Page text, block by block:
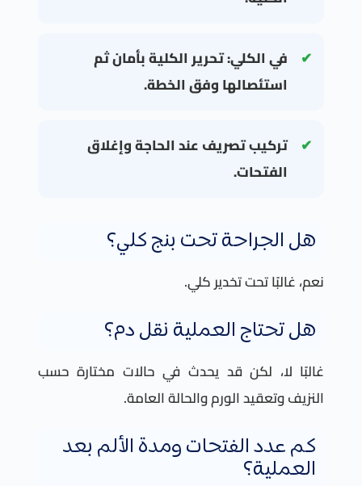
في الكلي: تحرير الكلية بأمان ثم
استئصالها وفق الخطة.
تركيب تصريف عند الحاجة وإغلاق
الفتحات.
هل الجراحة تحت بنج كلي؟
نعم، غالبًا تحت تخدير كلي.
هل تحتاج العملية نقل دم؟
غالبًا لا، لكن قد يحدث في حالات مختارة حسب
النزيف وتعقيد الورم والحالة العامة.
كم عدد الفتحات ومدة الألم بعد
العملية؟